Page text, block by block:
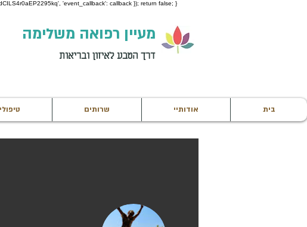
'event_callback': callback }); return false; }
מעיין רפואה משלימה
דרך הטבע לאיזון ובריאות
בית אודותיי שרותים